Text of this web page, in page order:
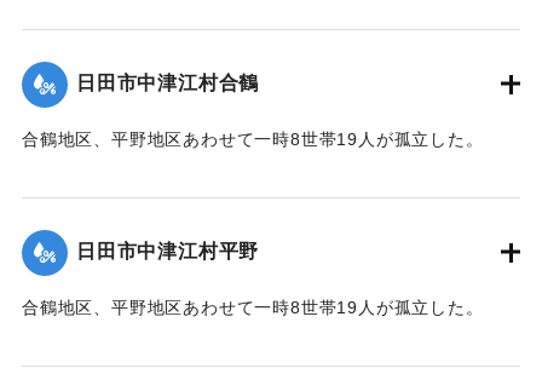
2020/7/6｜固有コード:01215064
日田市中津江村合鶴
合鶴地区、平野地区あわせて一時8世帯19人が孤立した。
2020/7/6｜固有コード: 01215057
日田市中津江村平野
合鶴地区、平野地区あわせて一時8世帯19人が孤立した。